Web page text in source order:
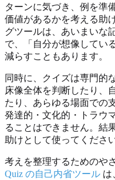
ターンに気づき、例を準
価値があるかを考える助
グツールは、あいまいな
で、「自分が想像してい
減らすこともあります。
同時に、クイズは専門的
床像全体を判断したり、
たり、あらゆる場面での
発達的・文化的・トラウ
ることはできません。結
助けとして使ってください
考えを整理するためのや
Quiz の自己内省ツール は